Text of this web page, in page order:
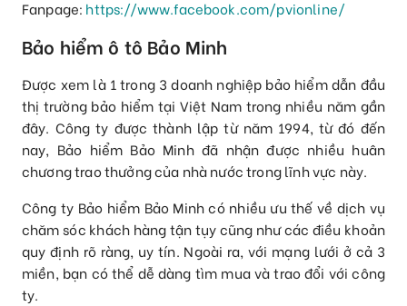
Fanpage: https://www.facebook.com/pvionline/
Bảo hiểm ô tô Bảo Minh
Được xem là 1 trong 3 doanh nghiệp bảo hiểm dẫn đầu
thị trường bảo hiểm tại Việt Nam trong nhiều năm gần
đây. Công ty được thành lập từ năm 1994, từ đó đến
nay, Bảo hiểm Bảo Minh đã nhận được nhiều huân
chương trao thưởng của nhà nước trong lĩnh vực này.
Công ty Bảo hiểm Bảo Minh có nhiều ưu thế về dịch vụ
chăm sóc khách hàng tận tụy cũng như các điều khoản
quy định rõ ràng, uy tín. Ngoài ra, với mạng lưới ở cả 3
miền, bạn có thể dễ dàng tìm mua và trao đổi với công
ty.